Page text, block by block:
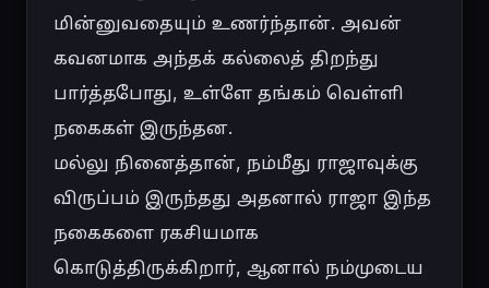
மின்னுவதையும் உணர்ந்தான். அவன்
கவனமாக அந்தக் கல்லைத் திறந்து
பார்த்தபோது, உள்ளே தங்கம் வெள்ளி
நகைகள் இருந்தன.
மல்லு நினைத்தான், நம்மீது ராஜாவுக்கு
விருப்பம் இருந்தது அதனால் ராஜா இந்த
நகைகளை ரகசியமாக
கொடுத்திருக்கிறார், ஆனால் நம்முடைய